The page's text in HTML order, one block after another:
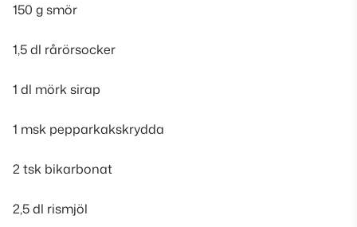
150 g smör
1,5 dl rårörsocker
1 dl mörk sirap
1 msk pepparkakskrydda
2 tsk bikarbonat
2,5 dl rismjöl